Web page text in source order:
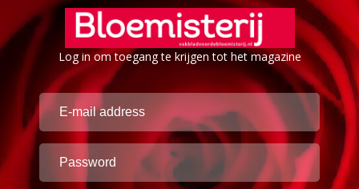
Log in om toegang te krijgen tot het magazine